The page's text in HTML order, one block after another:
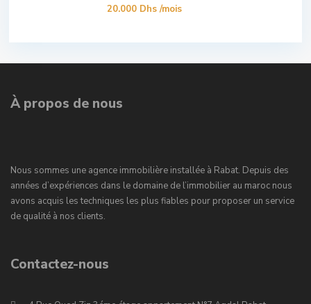
20.000 Dhs/mois
À propos de nous
Nous sommes une agence immobilière installée à Rabat. Depuis des
années d’expériences dans le domaine de l’immobilier au maroc nous
avons acquis les techniques les plus fiables pour proposer un service
de qualité à nos clients.
Contactez-nous